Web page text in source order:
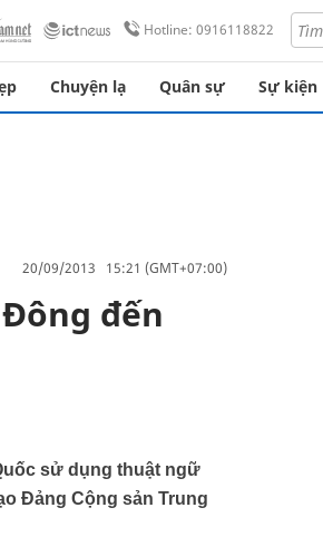
Hotline: 0916118822
Chuyện lạ Quân sự Sự kiện
20/09/2013 15:21 (GMT+07:00)
đến
sử dụng thuật ngữ
Đảng Cộng sản Trung